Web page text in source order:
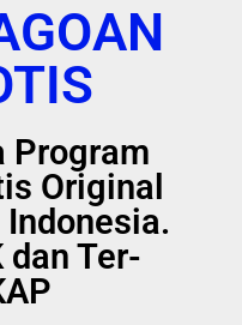
Program
Original
dan Ter-